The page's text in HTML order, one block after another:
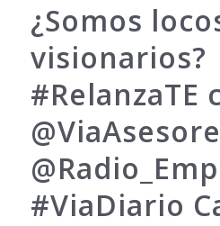
¿Somos
visionarios?
‪#‎RelanzaTE‬
#ViaDiario